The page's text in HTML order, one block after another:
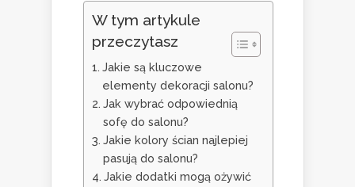
W tym artykule
przeczytasz
Jakie są kluczowe
elementy dekoracji salonu?
Jak wybrać odpowiednią
sofę do salonu?
Jakie kolory ścian najlepiej
pasują do salonu?
Jakie dodatki mogą ożywić